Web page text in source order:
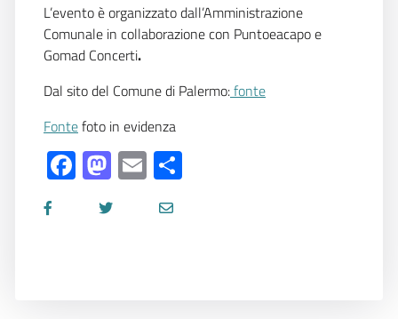
L’evento è organizzato dall’Amministrazione
Comunale in collaborazione con Puntoeacapo e
Gomad Concerti.
Dal sito del Comune di Palermo:fonte
Fontefoto in evidenza
Facebook
Mastodon
Email